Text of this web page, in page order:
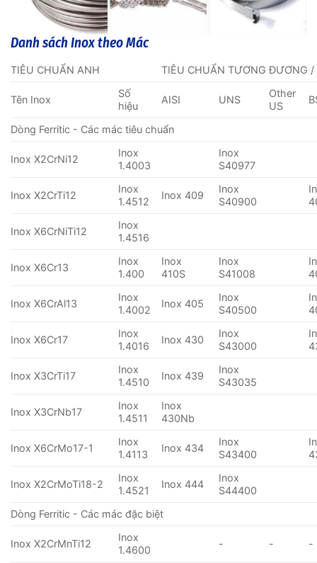
Danh sách Inox theo Mác
TIÊU CHUẨN ANH TIÊU CHUẨN TƯƠNG ĐƯƠNG /
Tên Inox
Số
hiệu
AISI UNS
Other
US
Dòng Ferritic - Các mác tiêu chuẩn
Inox X2CrNi12
Inox
1.4003
Inox
S40977
Inox X2CrTi12
Inox
1.4512
Inox 409
Inox
S40900
Inox X6CrNiTi12
Inox
1.4516
Inox X6Cr13
Inox
1.400
Inox
410S
Inox
S41008
Inox X6CrAl13
Inox
1.4002
Inox 405
Inox
S40500
Inox X6Cr17
Inox
1.4016
Inox 430
Inox
S43000
Inox X3CrTi17
Inox
1.4510
Inox 439
Inox
S43035
Inox X3CrNb17
Inox
1.4511
Inox
430Nb
Inox X6CrMo17-1
Inox
1.4113
Inox 434
Inox
S43400
Inox X2CrMoTi18-2
Inox
1.4521
Inox 444
Inox
S44400
Dòng Ferritic - Các mác đặc biệt
Inox X2CrMnTi12
Inox
1.4600
- - -